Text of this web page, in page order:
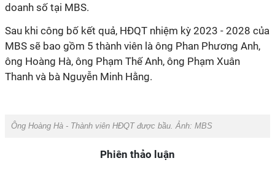
doanh số tại MBS.
Sau khi công bố kết quả, HĐQT nhiệm kỳ 2023 - 2028 của
MBS sẽ bao gồm 5 thành viên là ông Phan Phương Anh,
ông Hoàng Hà, ông Phạm Thế Anh, ông Phạm Xuân
Thanh và bà Nguyễn Minh Hằng.
Ông Hoàng Hà - Thành viên HĐQT được bầu. Ảnh: MBS
Phiên thảo luận